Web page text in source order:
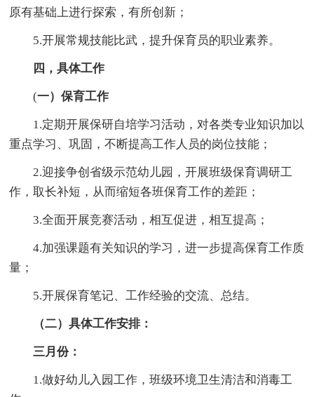
原有基础上进行探索，有所创新；
5.开展常规技能比武，提升保育员的职业素养。
四，具体工作
(一）保育工作
1.定期开展保研自培学习活动，对各类专业知识加以
重点学习、巩固，不断提高工作人员的岗位技能；
2.迎接争创省级示范幼儿园，开展班级保育调研工
作，取长补短，从而缩短各班保育工作的差距；
3.全面开展竞赛活动，相互促进，相互提高；
4.加强课题有关知识的学习，进一步提高保育工作质
量；
5.开展保育笔记、工作经验的交流、总结。
（二）具体工作安排：
三月份：
1.做好幼儿入园工作，班级环境卫生清洁和消毒工